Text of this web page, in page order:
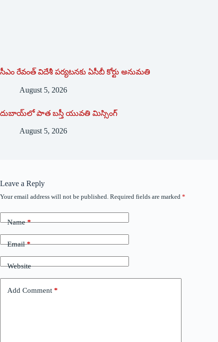
సీఎం రేవంత్ విదేశీ పర్యటనకు ఏసీబీ కోర్టు అనుమతి
August 5, 2026
దుబాయ్‌లో పాత బ‌స్తీ యువతి మిస్సింగ్
August 5, 2026
Leave a Reply
Your email address will not be published. Required fields are marked *
Name*
Email*
Website
Add Comment *